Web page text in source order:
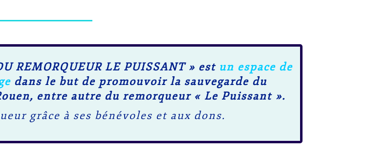
REMORQUEUR LE PUISSANT » est un espace de
dans le but de promouvoir la sauvegarde du
entre autre du remorqueur « Le Puissant ».
grâce à ses bénévoles et aux dons.